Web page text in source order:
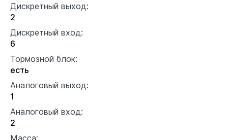
Дискретный выход:
2
Дискретный вход:
6
Тормозной блок:
есть
Аналоговый выход:
1
Аналоговый вход:
2
Масса: